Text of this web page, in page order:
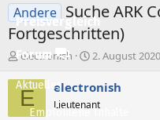
Preisvergleich
Forum
Aktuelles
Empfohlene Inhalte
Andere Suche ARK
Fortgeschritten)
E
s
electronish
E
s
e
2. August 2020
E electronish
Lieutenant